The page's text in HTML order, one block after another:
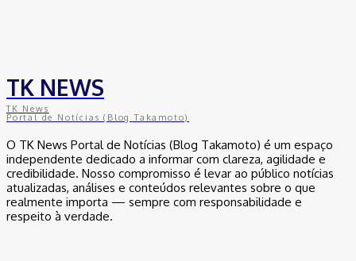
TK NEWS
TK News
Portal de Notícias (Blog Takamoto)
O TK News Portal de Notícias (Blog Takamoto) é um espaço
independente dedicado a informar com clareza, agilidade e
credibilidade. Nosso compromisso é levar ao público notícias
atualizadas, análises e conteúdos relevantes sobre o que
realmente importa — sempre com responsabilidade e
respeito à verdade.